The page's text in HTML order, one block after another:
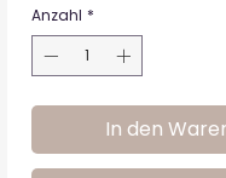
Anzahl *
In den